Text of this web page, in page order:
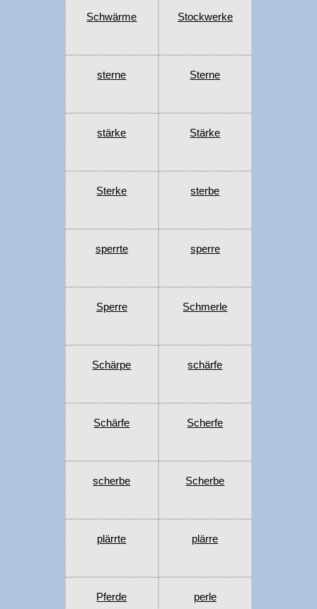
Schwärme Stockwerke
sterne Sterne
stärke Stärke
Sterke sterbe
sperrte sperre
Sperre Schmerle
Schärpe schärfe
Schärfe Scherfe
scherbe Scherbe
plärrte plärre
Pferde perle